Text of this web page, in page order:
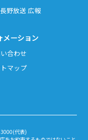
野放送 広報
メーション
合わせ
マップ
代表)